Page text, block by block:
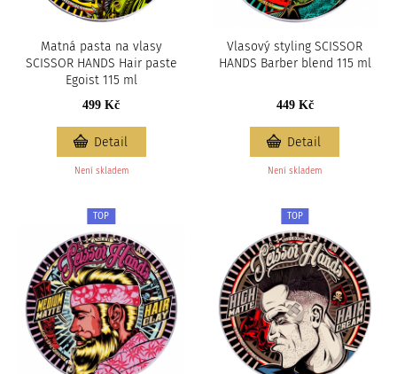
Matná pasta na vlasy
SCISSOR HANDS Hair paste
Egoist 115 ml
499 Kč
Není skladem
Detail
Vlasový styling SCISSOR
HANDS Barber blend 115 ml
449 Kč
Není skladem
Detail
TOP TOP